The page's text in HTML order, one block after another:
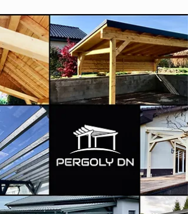
PERGOLY DN
Pravě jsme dokončili krásnou pergolu KVH
konstrukce. Plechová krytina v odstínu hnědá
matná. Okapový systém hnědý. Bezbarvá olejová...